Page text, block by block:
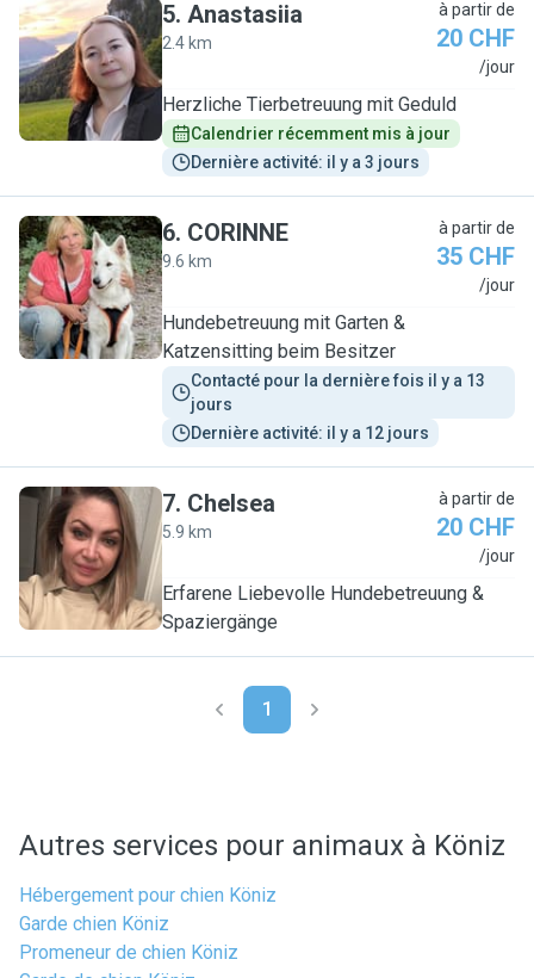
A
5. Anastasiia
2.4 km
à partir de
20 CHF
/jour
Herzliche Tierbetreuung mit Geduld
Calendrier récemment mis à jour
Dernière activité: il y a 3 jours
C
6. CORINNE
9.6 km
à partir de
35 CHF
/jour
Hundebetreuung mit Garten &
Katzensitting beim Besitzer
Contacté pour la dernière fois il y a 13
jours
Dernière activité: il y a 12 jours
C
7. Chelsea
5.9 km
à partir de
20 CHF
/jour
Erfarene Liebevolle Hundebetreuung &
Spaziergänge
1
Autres services pour animaux à Köniz
Hébergement pour chien Köniz
Garde chien Köniz
Promeneur de chien Köniz